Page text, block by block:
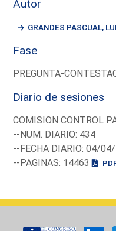
Autor
GRANDES PASCUAL,
Fase
PREGUNTA-
Diario de sesiones
COMISION CONTROL
--NUM. DIARIO: 434
--FECHA DIARIO: 04/
--PAGINAS: 14463